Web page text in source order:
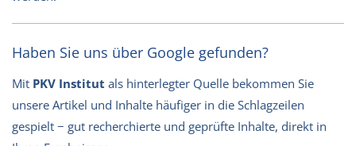
Haben Sie uns über Google gefunden?
Mit PKV Institut als hinterlegter Quelle bekommen Sie
unsere Artikel und Inhalte häufiger in die Schlagzeilen
gespielt − gut recherchierte und geprüfte Inhalte, direkt in